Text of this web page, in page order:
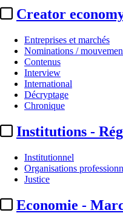
Creator
Entreprises et marchés
Nominations /
Contenus
Interview
International
Décryptage
Chronique
Institutions -
Institutionnel
Organisations
Justice
Economie -
Production
Sean Penn :
Par
JS avec AFP